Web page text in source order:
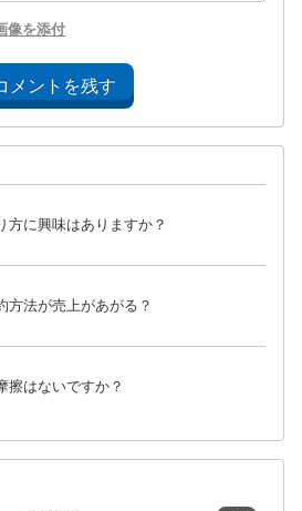
像を添付
メントを残す
方に興味はありますか？
方法が売上があがる？
擦はないですか？